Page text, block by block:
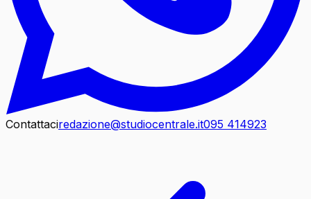
Contattaciredazione@studiocentrale.it095 414923